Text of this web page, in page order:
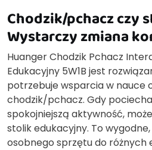
Chodzik/pchacz czy
Wystarczy zmiana
Huanger Chodzik Pchacz
Edukacyjny 5W1B jest
potrzebuje wsparcia w nauce
chodzik/pchacz. Gdy
spokojniejszą aktywność,
stolik edukacyjny. To
osobnego sprzętu do różnych